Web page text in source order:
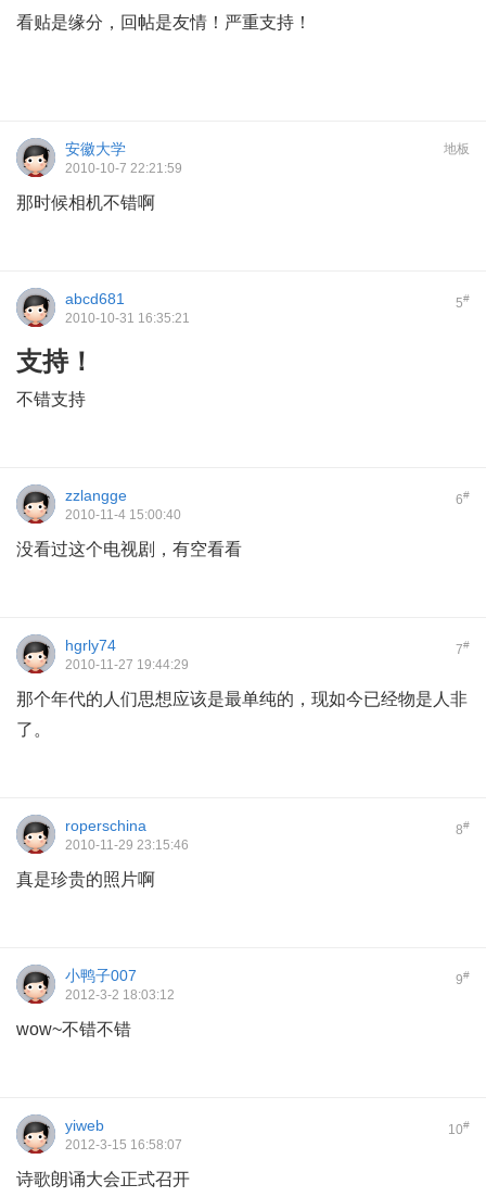
看贴是缘分，回帖是友情！严重支持！
地板
安徽大学
2010-10-7 22:21:59
那时候相机不错啊
5#
abcd681
2010-10-31 16:35:21
支持！
不错支持
6#
zzlangge
2010-11-4 15:00:40
没看过这个电视剧，有空看看
7#
hgrly74
2010-11-27 19:44:29
那个年代的人们思想应该是最单纯的，现如今已经物是人非
了。
8#
roperschina
2010-11-29 23:15:46
真是珍贵的照片啊
9#
小鸭子007
2012-3-2 18:03:12
wow~不错不错
10#
yiweb
2012-3-15 16:58:07
诗歌朗诵大会正式召开